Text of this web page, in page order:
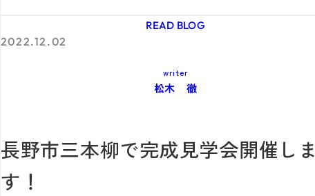
長野市三本柳で完成見学会開催しま
す！
2022.12.02
writer
松木 徹
READ BLOG